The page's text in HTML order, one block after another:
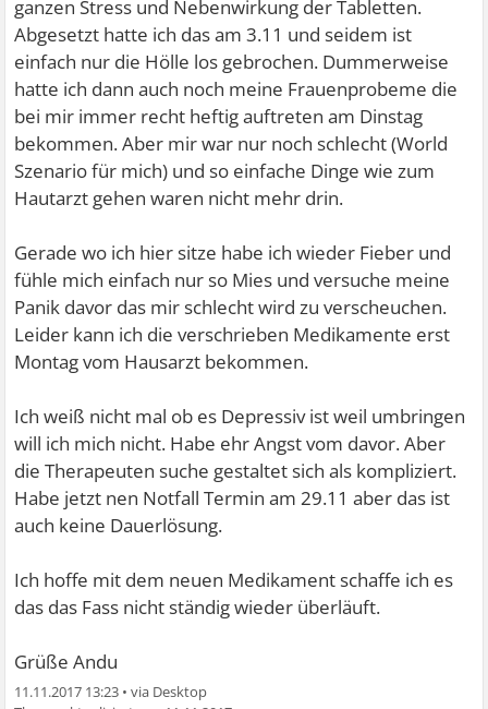
ganzen Stress und Nebenwirkung der Tabletten.
Abgesetzt hatte ich das am 3.11 und seidem ist
einfach nur die Hölle los gebrochen. Dummerweise
hatte ich dann auch noch meine Frauenprobeme die
bei mir immer recht heftig auftreten am Dinstag
bekommen. Aber mir war nur noch schlecht (World
Szenario für mich) und so einfache Dinge wie zum
Hautarzt gehen waren nicht mehr drin.
Gerade wo ich hier sitze habe ich wieder Fieber und
fühle mich einfach nur so Mies und versuche meine
Panik davor das mir schlecht wird zu verscheuchen.
Leider kann ich die verschrieben Medikamente erst
Montag vom Hausarzt bekommen.
Ich weiß nicht mal ob es Depressiv ist weil umbringen
will ich mich nicht. Habe ehr Angst vom davor. Aber
die Therapeuten suche gestaltet sich als kompliziert.
Habe jetzt nen Notfall Termin am 29.11 aber das ist
auch keine Dauerlösung.
Ich hoffe mit dem neuen Medikament schaffe ich es
das das Fass nicht ständig wieder überläuft.
Grüße Andu
11.11.2017 13:23 •